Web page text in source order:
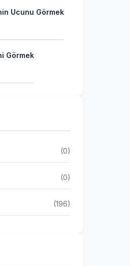
Ucunu Görmek
Görmek
(0)
(0)
(196)